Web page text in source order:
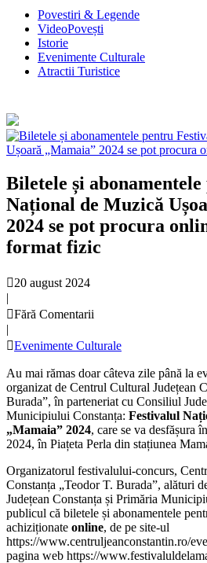
Povestiri & Legende
VideoPovești
Istorie
Evenimente Culturale
Atractii Turistice
Biletele și
Național de Muzică
2024 se pot procura
format fizic
20 august 2024
|
Fără Comentarii
|
Evenimente Culturale
Au mai rămas doar câteva zile până la
organizat de Centrul Cultural Județean
Burada”, în parteneriat cu Consiliul
Municipiului Constanța: Festivalul
„Mamaia” 2024, care se va desfășura
2024, în Piațeta Perla din stațiunea
Organizatorul festivalului-concurs,
Constanța „Teodor T. Burada”, alături
Județean Constanța și Primăria
publicul că biletele și abonamentele
achiziționate online, de pe site-ul
https://www.centruljeanconstantin.ro/
pagina web https://